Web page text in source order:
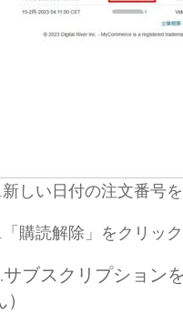
新しい日付の注文番号
「購読解除」をクリック
サブスクリプション